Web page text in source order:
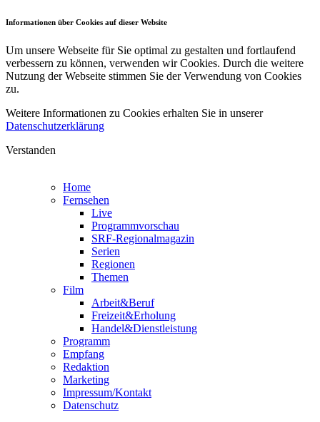
Informationen über Cookies auf dieser Website
Um unsere Webseite für Sie optimal zu gestalten und fortlaufend
verbessern zu können, verwenden wir Cookies. Durch die weitere
Nutzung der Webseite stimmen Sie der Verwendung von Cookies
zu.
Weitere Informationen zu Cookies erhalten Sie in unserer
Datenschutzerklärung
Verstanden
Home
Fernsehen
Live
Programmvorschau
SRF-Regionalmagazin
Serien
Regionen
Themen
Film
Arbeit&Beruf
Freizeit&Erholung
Handel&Dienstleistung
Programm
Empfang
Redaktion
Marketing
Impressum/Kontakt
Datenschutz